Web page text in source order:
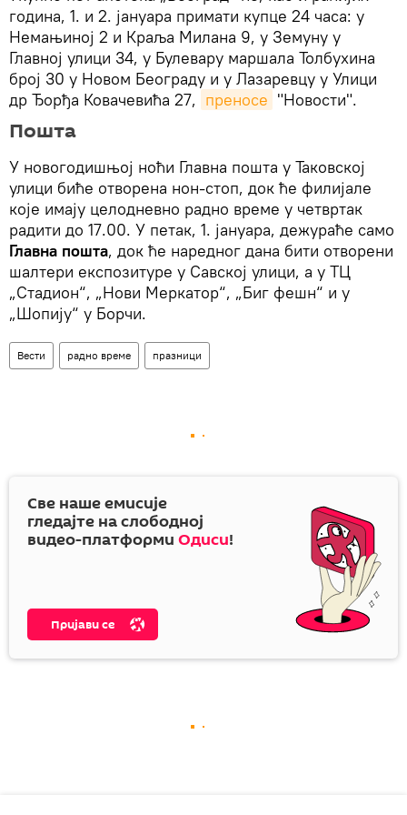
година, 1. и 2. јануара примати купце 24 часа: у
Немањиној 2 и Краља Милана 9, у Земуну у
Главној улици 34, у Булевару маршала Толбухина
број 30 у Новом Београду и у Лазаревцу у Улици
др Ђорђа Ковачевића 27, преносе "Новости".
Пошта
У новогодишњој ноћи Главна пошта у Таковској
улици биће отворена нон-стоп, док ће филијале
које имају целодневно радно време у четвртак
радити до 17.00. У петак, 1. јануара, дежураће само
Главна пошта, док ће наредног дана бити отворени
шалтери експозитуре у Савској улици, а у ТЦ
„Стадион“, „Нови Меркатор“, „Биг фешн“ и у
„Шопију“ у Борчи.
Вести радно време празници
Све наше емисије
гледајте на слободној
видео-платформи Одиси!
Пријави се